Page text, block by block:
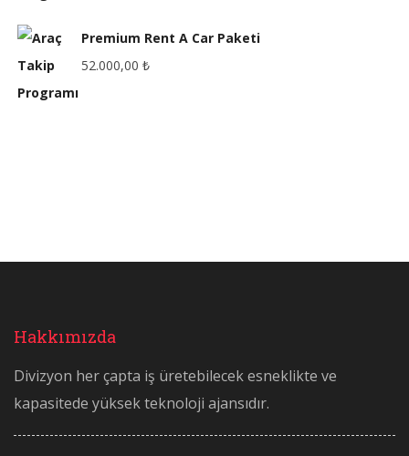
Premium Rent A Car Paketi
52.000,00 ₺
Hakkımızda
Divizyon her çapta iş üretebilecek esneklikte ve
kapasitede yüksek teknoloji ajansıdır.